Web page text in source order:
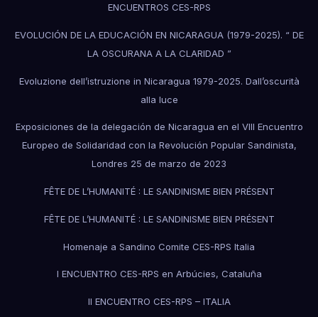
ENCUENTROS CES-RPS
EVOLUCIÓN DE LA EDUCACIÓN EN NICARAGUA (1979-2025). “ DE
LA OSCURANA A LA CLARIDAD ”
Evoluzione dell’istruzione in Nicaragua 1979-2025. Dall’oscurità
alla luce
Exposiciones de la delegación de Nicaragua en el VIII Encuentro
Europeo de Solidaridad con la Revolución Popular Sandinista,
Londres 25 de marzo de 2023
FÊTE DE L’HUMANITÉ : LE SANDINISME BIEN PRÉSENT
FÊTE DE L’HUMANITÉ : LE SANDINISME BIEN PRÉSENT
Homenaje a Sandino Comite CES-RPS Italia
I ENCUENTRO CES-RPS en Arbúcies, Cataluña
II ENCUENTRO CES-RPS – ITALIA